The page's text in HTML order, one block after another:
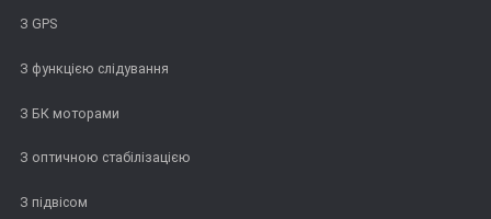
З GPS
З функцією слідування
З БК моторами
З оптичною стабілізацією
З підвісом